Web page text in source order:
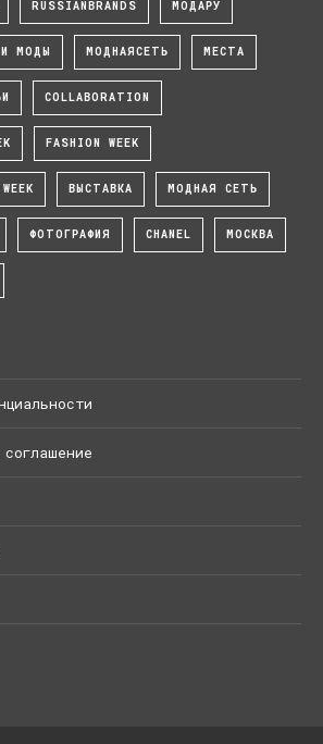
RUSSIANBRANDS МОДАРУ
МОДЫ МОДНАЯСЕТЬ МЕСТА
COLLABORATION
FASHION WEEK
ВЫСТАВКА МОДНАЯ СЕТЬ
ФОТОГРАФИЯ CHANEL МОСКВА